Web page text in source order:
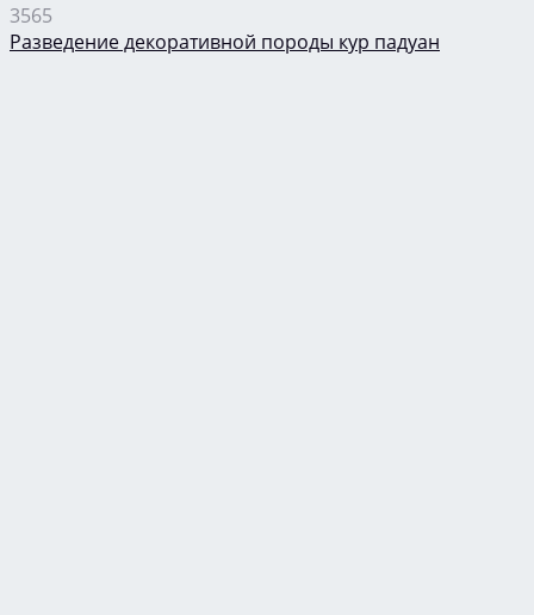
3565
Разведение декоративной породы кур падуан